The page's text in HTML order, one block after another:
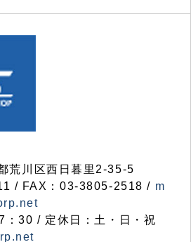
川区西日暮里2-35-5
/ FAX：03-3805-2518 / m
：30 / 定休日：土・日・祝